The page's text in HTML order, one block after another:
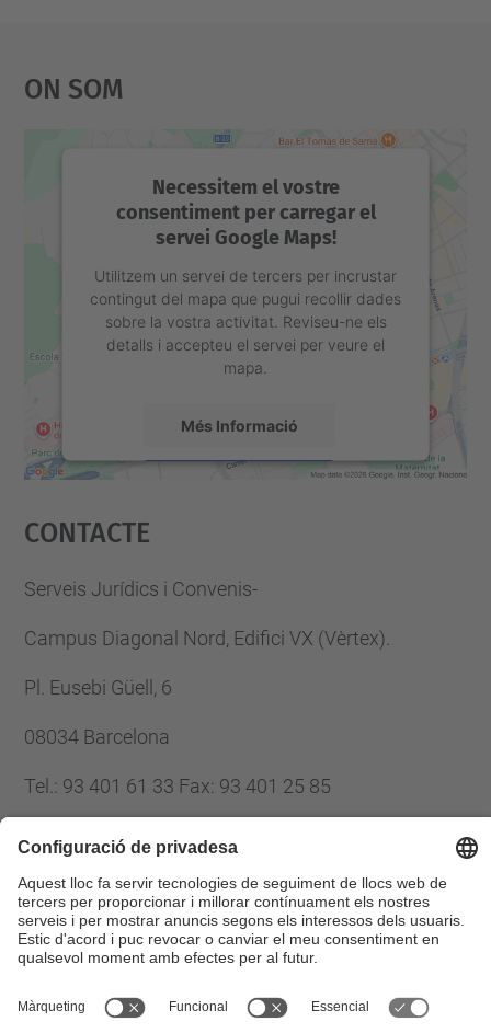
iOn Som
Necessitem el vostre
consentiment per carregar el
servei Google Maps!
Utilitzem un servei de tercers per incrustar
contingut del mapa que pugui recollir dades
sobre la vostra activitat. Reviseu-ne els
detalls i accepteu el servei per veure el
mapa.
Més Informació
powered by
Contacte
Serveis Jurídics i Convenis-
Campus Diagonal Nord, Edifici VX (Vèrtex).
Pl. Eusebi Güell, 6
08034 Barcelona
Tel. : 93 401 61 33 Fax: 93 401 25 85
E-mail serveis.juridics@upc.edu
© UPCGabinet Jurí­dic.